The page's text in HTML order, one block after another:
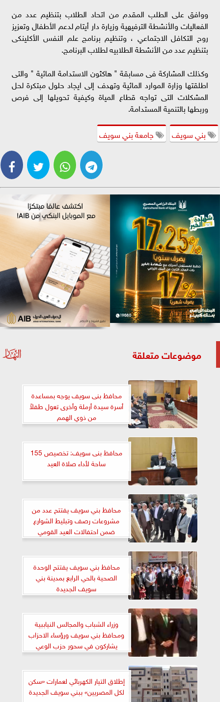
ووافق على الطلب المقدم من اتحاد الطلاب بتنظيم عدد من
الفعاليات والأنشطة الترفيهية وزيارة دار أيتام لدعم الأطفال وتعزيز
روح التكافل الاجتماعي ، وتنظيم برنامج علم النفس الأكلينكى
بتنظيم عدد من الأنشطة الطلابيه لطلاب البرنامج.
وكذلك المشاركة فى مسابقة " هاكثون الاستدامة المائية " والتى
اطلقتها وزارة الموارد المائية وتهدف إلى ايجاد حلول مبتكرة لحل
المشكلات التى تواجه قطاع المياة وكيفية تحويلها إلى فرص
وربطها بالتنمية المستدامة.
بني سويف
جامعة بني سويف
موضوعات متعلقة
محافظ بنى سويف يوجه بمساعدة
أسرة سيدة أرملة وأخرى تعول طفلاً
من ذوي الهمم
محافظ بنى سويف: تخصيص 155
ساحة لأداء صلاة العيد
محافظ بني سويف يفتتح عدد من
مشروعات رصف وتبليط الشوارع
ضمن احتفالات العيد القومي
للمحافظة
محافظ بني سويف يفتتح الوحدة
الصحية بالحي الرابع بمدينة بني
سويف الجديدة
وزراء الشباب والمجالس النياببية
ومحافظ بني سويف ورؤساء الاحزاب
يشاركون في سحور حزب الوعي
إطلاق التيار الكهربائي لعمارات «سكن
لكل المصريين» ببني سويف الجديدة